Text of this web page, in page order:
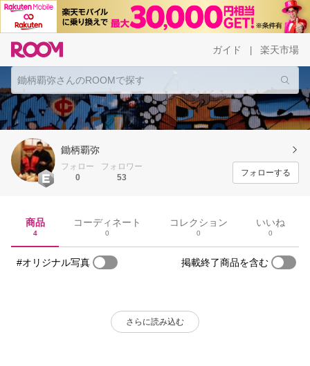
ガイド 楽天市場
鋤柄覇弥
フォロー
0
フォロワー
53
フォローする
商品
4
コーディネート
0
コレクション
0
いいね
0
#オリジナル写真 掲載終了商品を含む
さらに読み込む